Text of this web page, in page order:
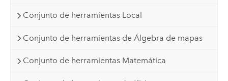
Conjunto de herramientas Local
Conjunto de herramientas de Álgebra de mapas
Conjunto de herramientas Matemática